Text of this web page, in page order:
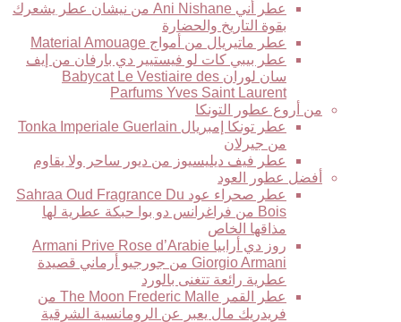
عطر أني Ani Nishane من نيشان عطر يشعرك
بقوة التاريخ والحضارة
عطر ماتيريال من أمواج Material Amouage
عطر بيبي كات لو فيستيير دي بارفان من إيف
سان لوران Babycat Le Vestiaire des
Parfums Yves Saint Laurent
من أروع عطور التونكا
عطر تونكا إمبريال Tonka Imperiale Guerlain
من جيرلان
عطر فيف ديليسيوز من ديور ساحر ولا يقاوم
أفضل عطور العود
عطر صحراء عود Sahraa Oud Fragrance Du
Bois من فراغرانس دو بوا حبكة عطرية لها
مذاقها الخاص
روز دي أرابيا Armani Prive Rose d’Arabie
Giorgio Armani من جورجيو أرماني قصيدة
عطرية رائعة تتغنى بالورد
عطر القمر The Moon Frederic Malle من
فريدريك مال يعبر عن الرومانسية الشرقية